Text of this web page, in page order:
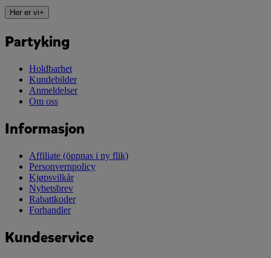
Her er vi+
Partyking
Holdbarhet
Kundebilder
Anmeldelser
Om oss
Informasjon
Affiliate (öppnas i ny flik)
Personvernpolicy
Kjøpsvilkår
Nyhetsbrev
Rabattkoder
Forhandler
Kundeservice